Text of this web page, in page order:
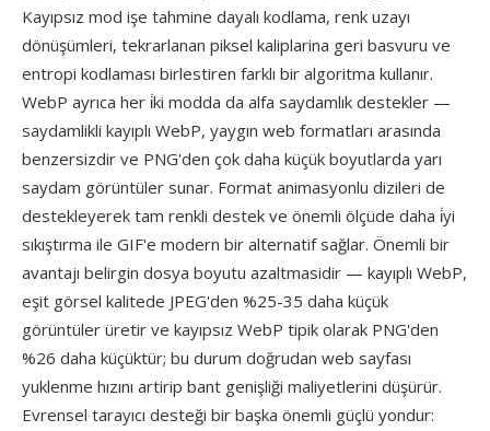
Kayıpsız mod işe tahmine dayalı kodlama, renk uzayı
dönüşümleri, tekrarlanan piksel kaliplarina geri basvuru ve
entropi kodlaması birlestiren farklı bir algoritma kullanır.
WebP ayrıca her i̇ki modda da alfa saydamlık destekler —
saydamlikli kayıplı WebP, yaygın web formatları arasında
benzersizdir ve PNG'den çok daha küçük boyutlarda yarı
saydam görüntüler sunar. Format animasyonlu dizileri de
destekleyerek tam renkli destek ve önemli ölçüde daha i̇yi
sıkıştırma ile GIF'e modern bir alternatif sağlar. Önemli bir
avantajı belirgin dosya boyutu azaltmasidir — kayıplı WebP,
eşit görsel kalitede JPEG'den %25-35 daha küçük
görüntüler üretir ve kayıpsız WebP tipik olarak PNG'den
%26 daha küçüktür; bu durum doğrudan web sayfası
yuklenme hızını artirip bant genişliği maliyetlerini düşürür.
Evrensel tarayıcı desteği bir başka önemli güçlü yondur: